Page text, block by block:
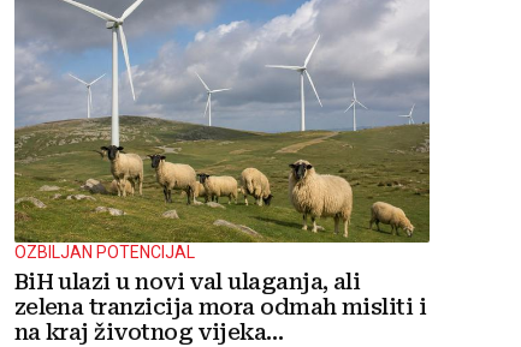
OZBILJAN POTENCIJAL
BiH ulazi u novi val ulaganja, ali
zelena tranzicija mora odmah misliti i
na kraj životnog vijeka